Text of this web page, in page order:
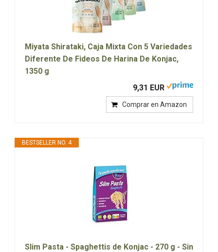
Miyata Shirataki, Caja Mixta Con 5 Variedades
Diferente De Fideos De Harina De Konjac,
1350 g
9,31 EUR
Comprar en Amazon
BESTSELLER NO. 4
Slim Pasta - Spaghettis de Konjac - 270 g - Sin